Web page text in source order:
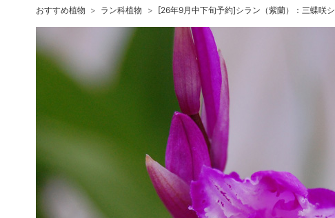
おすすめ植物
ラン科植物 [26年9月中下旬予約]シラン（紫蘭）：三蝶咲